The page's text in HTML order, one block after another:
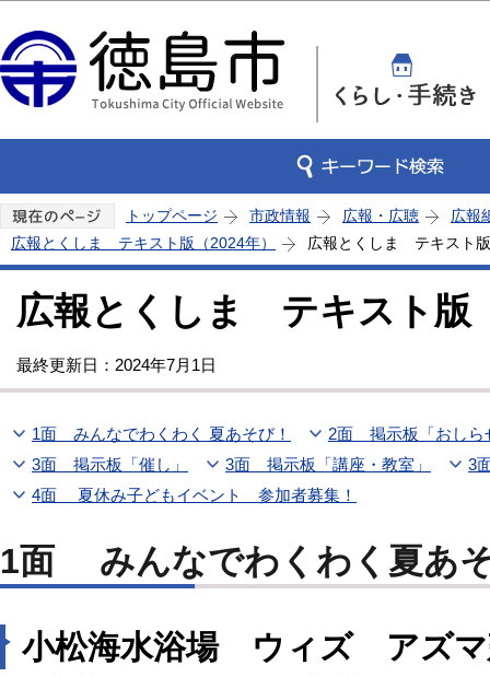
トップページ 市政情報 広報・広聴
広報
広報とくしま テキスト版（2024年）
広報とくしま テキスト
広報とくしま テキスト版
最終更新日：2024年7月1日
1面 みんなでわくわく 夏あそび！
2面 掲示板「おしら
3面 掲示板「催し」
3面 掲示板「講座・教室」
3
4面 夏休み子どもイベント 参加者募集！
1面 みんなでわくわく夏あ
小松海水浴場 ウィズ アズマ